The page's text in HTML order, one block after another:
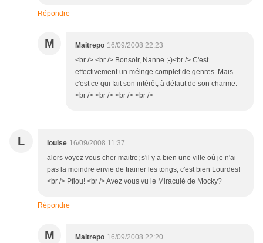
Répondre
M Maitrepo 16/09/2008 22:23
<br /> <br /> Bonsoir, Nanne ;-)<br /> C'est
effectivement un mélnge complet de genres. Mais
c'est ce qui fait son intérêt, à défaut de son charme.
<br /> <br /> <br /> <br />
L louise 16/09/2008 11:37
alors voyez vous cher maitre; s'il y a bien une ville où je n'ai
pas la moindre envie de trainer les tongs, c'est bien Lourdes!
<br /> Pfiou! <br /> Avez vous vu le Miraculé de Mocky?
Répondre
M Maitrepo 16/09/2008 22:20